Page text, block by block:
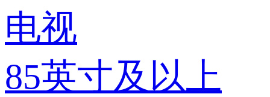
电视
85英寸及以上